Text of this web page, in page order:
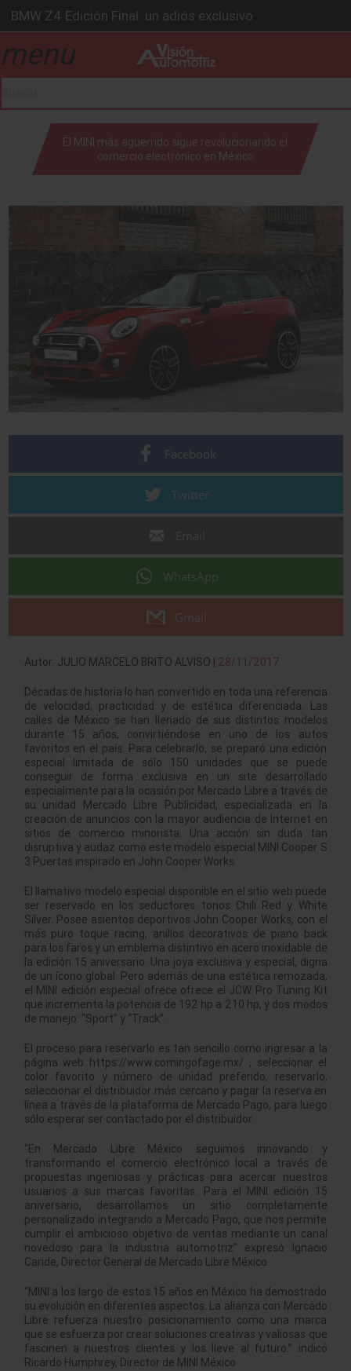
BMW Z4 Edición Final: un adiós exclusivo
Ford Edge Híbrida: la SUV que evoluciona
Ventas se estabilizan: INEGI
Será 2026, año de evolución profunda: Peñafiel
Chirey lanzará su primera pick-up en 2026
menu
El MINI más aguerrido sigue revolucionando el
comercio electrónico en México
Facebook
Twitter
WhatsApp
Gmail
Autor: JULIO MARCELO BRITO ALVISO | 28/11/2017
Décadas de historia lo han convertido en toda una referencia
de velocidad, practicidad y de estética diferenciada. Las
calles de México se han llenado de sus distintos modelos
durante 15 años, convirtiéndose en uno de los autos
favoritos en el país. Para celebrarlo, se preparó una edición
especial limitada de sólo 150 unidades que se puede
conseguir de forma exclusiva en un site desarrollado
especialmente para la ocasión por Mercado Libre a través de
su unidad Mercado Libre Publicidad, especializada en la
creación de anuncios con la mayor audiencia de Internet en
sitios de comercio minorista. Una acción sin duda tan
disruptiva y audaz como este modelo especial MINI Cooper S
3 Puertas inspirado en John Cooper Works.
El llamativo modelo especial disponible en el sitio web puede
ser reservado en los seductores tonos Chili Red y White
Silver. Posee asientos deportivos John Cooper Works, con el
más puro toque racing, anillos decorativos de piano back
para los faros y un emblema distintivo en acero inoxidable de
la edición 15 aniversario. Una joya exclusiva y especial, digna
de un ícono global. Pero además de una estética remozada,
el MINI edición especial ofrece ofrece el JCW Pro Tuning Kit
que incrementa la potencia de 192 hp a 210 hp, y dos modos
de manejo: “Sport” y “Track”.
El proceso para reservarlo es tan sencillo como ingresar a la
página web https://www.comingofage.mx/ , seleccionar el
color favorito y número de unidad preferido, reservarlo,
seleccionar el distribuidor más cercano y pagar la reserva en
línea a través de la plataforma de Mercado Pago, para luego
sólo esperar ser contactado por el distribuidor.
“En Mercado Libre México seguimos innovando y
transformando el comercio electrónico local a través de
propuestas ingeniosas y prácticas para acercar nuestros
usuarios a sus marcas favoritas. Para el MINI edición 15
aniversario, desarrollamos un sitio completamente
personalizado integrando a Mercado Pago, que nos permite
cumplir el ambicioso objetivo de ventas mediante un canal
novedoso para la industria automotriz” expresó Ignacio
Caride, Director General de Mercado Libre México.
“MINI a los largo de estos 15 años en México ha demostrado
su evolución en diferentes aspectos. La alianza con Mercado
Libre refuerza nuestro posicionamiento como una marca
que se esfuerza por crear soluciones creativas y valiosas que
fascinen a nuestros clientes y los lleve al futuro.” indicó
Ricardo Humphrey, Director de MINI México